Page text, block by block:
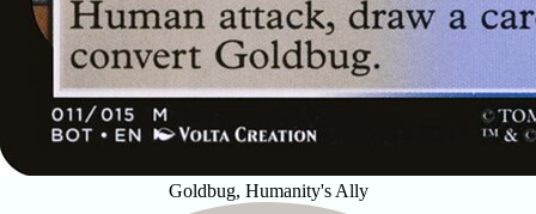
Goldbug, Humanity's Ally